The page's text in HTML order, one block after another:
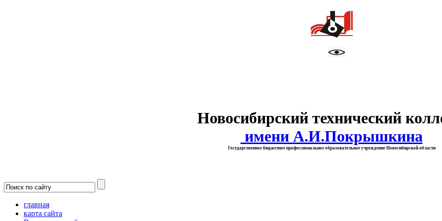
Новосибирский технический
имени А.И.Покрышкина
Государственное бюджетное профессиональное образовательное учреждение Новосибирской области
главная
карта сайта